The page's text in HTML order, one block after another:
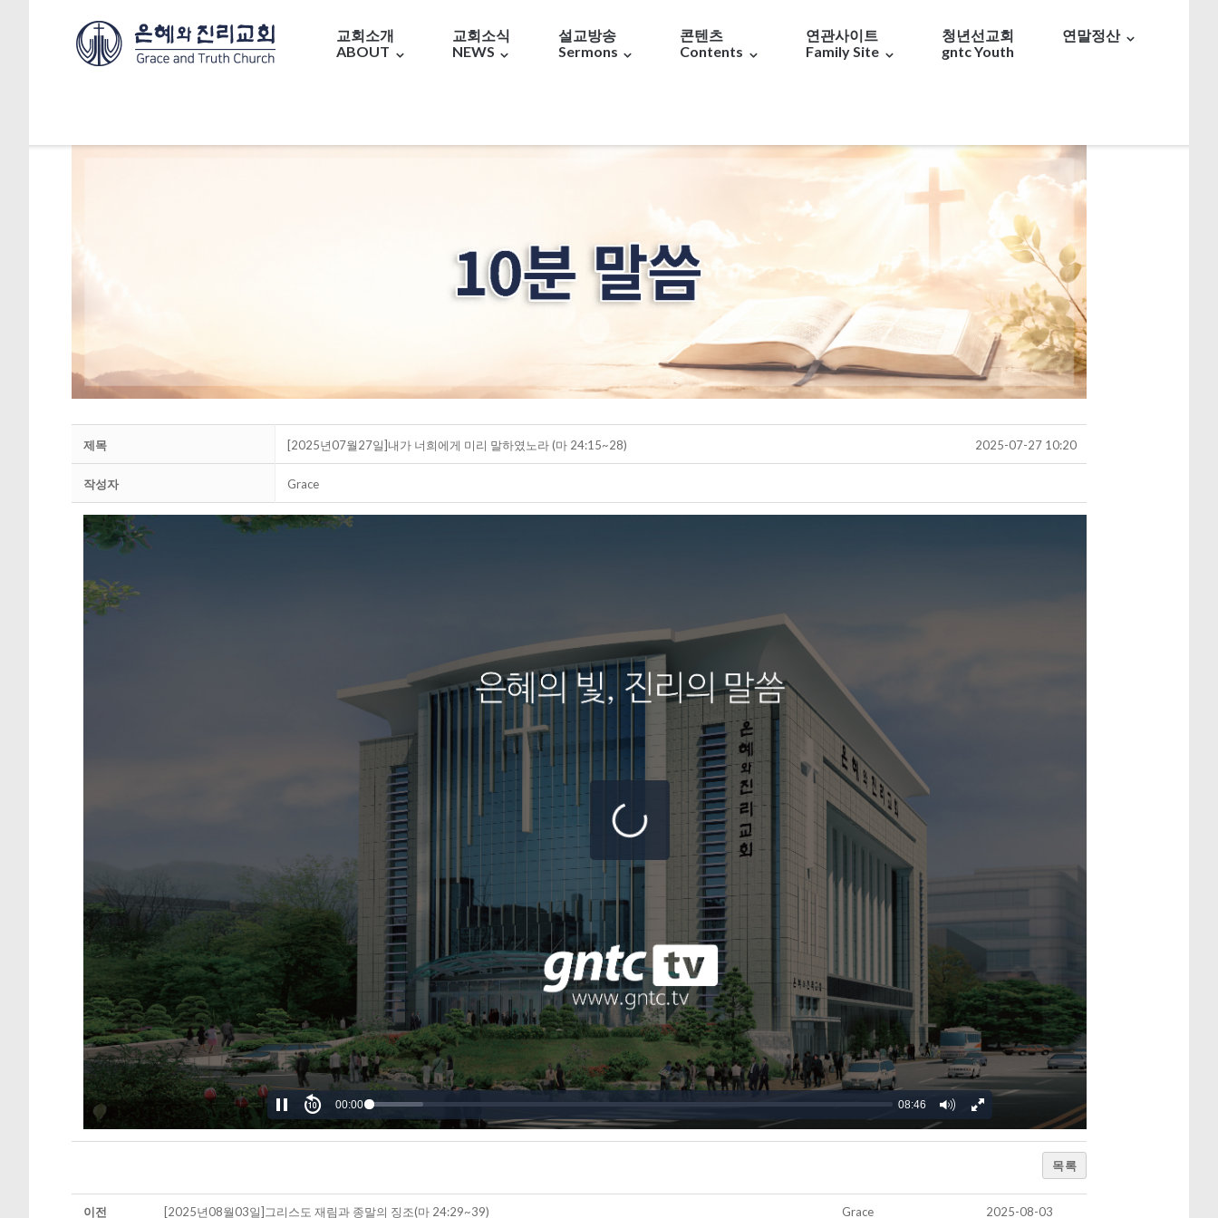
교회소개
ABOUT
교회소식
NEWS
설교방송
Sermons
콘텐츠
Contents
연관사이트
Family Site
청년선교회
gntc Youth
연말정산
제목 [2025년07월27일]내가 너희에게 미리 말하였노라 (마 24:15~28) 2025-07-27 10:20
작성자 Grace
00:00 08:46
목록
이전 [2025년08월03일]그리스도 재림과 종말의 징조(마 24:29~39) Grace 2025-08-03